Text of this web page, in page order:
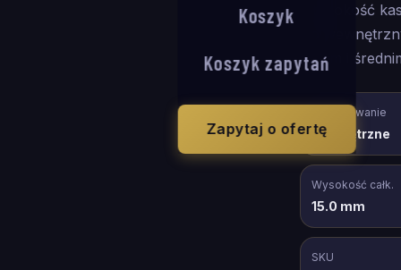
Koszyk
Koszyk zapytań
Zapytaj o ofertę
(głębokość
Do
niskim i
Zastosowanie
wewnętrzne
Wysokość całk.
15.0 mm
SKU